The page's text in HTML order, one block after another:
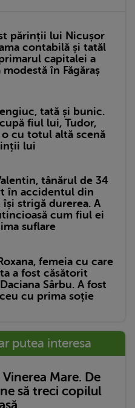
părinții lui Nicușor
contabilă și tatăl
capitalei a
în Făgăraș
tată și bunic.
fiul lui, Tudor,
o cu totul altă scenă
lui
tânărul de 34
în accidentul din
își strigă durerea. A
cum fiul ei
suflare
femeia cu care
a fost căsătorit
Sârbu. A fost
cu prima soție
putea interesa
Mare. De
să treci copilul